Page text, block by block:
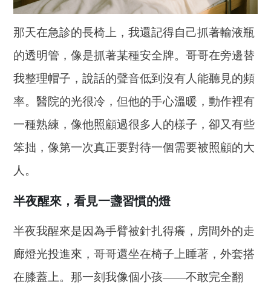
那天在急診的長椅上，我還記得自己抓著輸液瓶
的透明管，像是抓著某種安全牌。哥哥在旁邊替
我整理帽子，說話的聲音低到沒有人能聽見的頻
率。醫院的光很冷，但他的手心溫暖，動作裡有
一種熟練，像他照顧過很多人的樣子，卻又有些
笨拙，像第一次真正要對待一個需要被照顧的大
人。
半夜醒來，看見一盞習慣的燈
半夜我醒來是因為手臂被針扎得癢，房間外的走
廊燈光投進來，哥哥還坐在椅子上睡著，外套搭
在膝蓋上。那一刻我像個小孩——不敢完全翻